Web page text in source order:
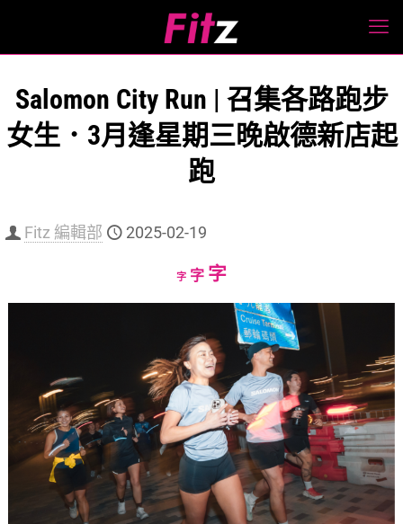
Salomon City Run | 召集各路跑步
女生．3月逢星期三晚啟德新店起
跑
Fitz 編輯部 2025-02-19
字Decrease
字Reset
字Increase
size.